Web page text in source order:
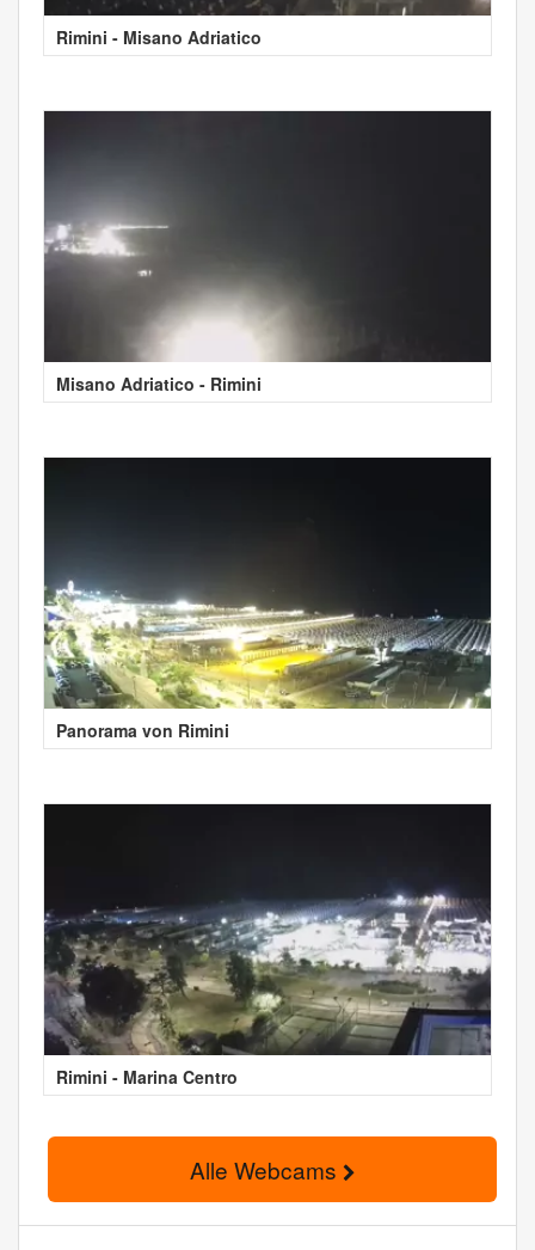
Rimini - Misano Adriatico
Misano Adriatico - Rimini
Panorama von Rimini
Rimini - Marina Centro
Alle Webcams